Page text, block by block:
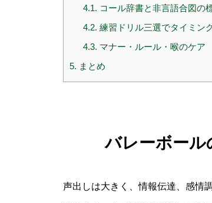
4.1. コール辞書と非言語合図の
4.2. 練習ドリル三選でタイミン
4.3. マナー・ルール・喉のケア
5. まとめ
バレーボール
声出しは大きく、情報伝達、感情